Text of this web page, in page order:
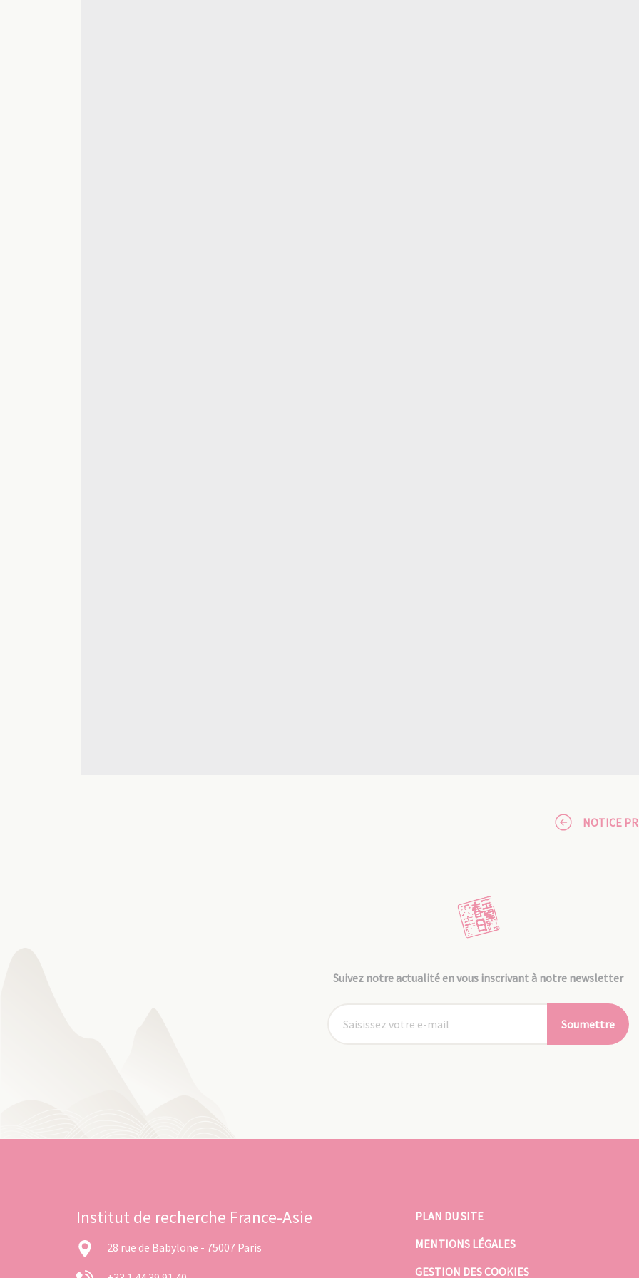
NOTICE
Suivez notre actualité en vous inscrivant à notre newsletter
Soumettre
Institut de recherche France-Asie
28 rue de Babylone - 75007 Paris
PLAN DU SITE
MENTIONS LÉGALES
GESTION DES COOKIES